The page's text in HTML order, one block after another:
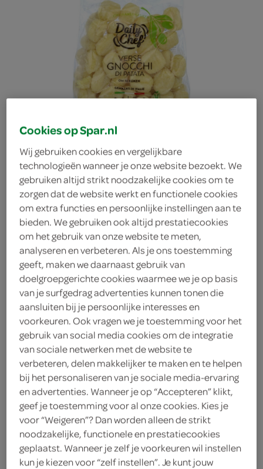
Daily Chef gnocchi
Daily Chef
3.
39
400 Gram
Let op: aanbiedingen zijn niet zichtbaar bij de
producten, maar worden wél automatisch
verwerkt in de winkelmand.
kussenzachte gnocchi die snel gaar is, fijn voor een
snelle warme maaltijd
Cookies op Spar.nl
Wij gebruiken cookies en vergelijkbare
technologieën wanneer je onze website bezoekt. We
gebruiken altijd strikt noodzakelijke cookies om te
zorgen dat de website werkt en functionele cookies
om extra functies en persoonlijke instellingen aan te
bieden. We gebruiken ook altijd prestatiecookies
om het gebruik van onze website te meten,
analyseren en verbeteren. Als je ons toestemming
geeft, maken we daarnaast gebruik van
doelgroepgerichte cookies waarmee we je op basis
van je surfgedrag advertenties kunnen tonen die
aansluiten bij je persoonlijke interesses en
voorkeuren. Ook vragen we je toestemming voor het
gebruik van social media cookies om de integratie
van sociale netwerken met de website te
verbeteren, delen makkelijker te maken en te helpen
bij het personaliseren van je sociale media-ervaring
en advertenties. Wanneer je op “Accepteren” klikt,
geef je toestemming voor al onze cookies. Kies je
voor “Weigeren”? Dan worden alleen de strikt
noodzakelijke, functionele en prestatiecookies
geplaatst. Wanneer je zelf je voorkeuren wil instellen
kun je kiezen voor “zelf instellen”. Je kunt jouw